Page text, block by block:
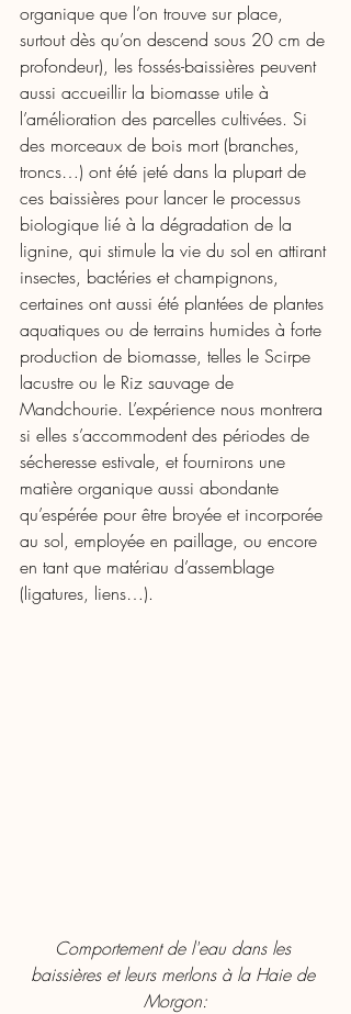
organique que l’on trouve sur place,
surtout dès qu’on descend sous 20 cm de
profondeur), les fossés-baissières peuvent
aussi accueillir la biomasse utile à
l’amélioration des parcelles cultivées. Si
des morceaux de bois mort (branches,
troncs…) ont été jeté dans la plupart de
ces baissières pour lancer le processus
biologique lié à la dégradation de la
lignine, qui stimule la vie du sol en attirant
insectes, bactéries et champignons,
certaines ont aussi été plantées de plantes
aquatiques ou de terrains humides à forte
production de biomasse, telles le Scirpe
lacustre ou le Riz sauvage de
Mandchourie. L’expérience nous montrera
si elles s’accommodent des périodes de
sécheresse estivale, et fournirons une
matière organique aussi abondante
qu’espérée pour être broyée et incorporée
au sol, employée en paillage, ou encore
en tant que matériau d’assemblage
(ligatures, liens…).
Comportement de l'eau dans les
baissières et leurs merlons à la Haie de
Morgon: